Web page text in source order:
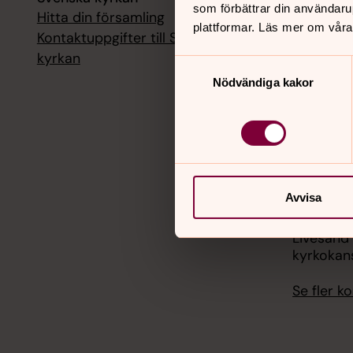
som förbättrar din
plattformar. Läs mer om
Nödvändiga kakor
Avvisa
Hitta din församling
Kontaktuppgifter till Svenska
kyrkan
1
Se fler